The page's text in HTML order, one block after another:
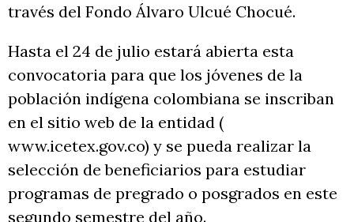
través del Fondo Álvaro Ulcué Chocué.
Hasta el 24 de julio estará abierta esta
convocatoria para que los jóvenes de la
población indígena colombiana se inscriban
en el sitio web de la entidad (
www.icetex.gov.co) y se pueda realizar la
selección de beneficiarios para estudiar
programas de pregrado o posgrados en este
segundo semestre del año.